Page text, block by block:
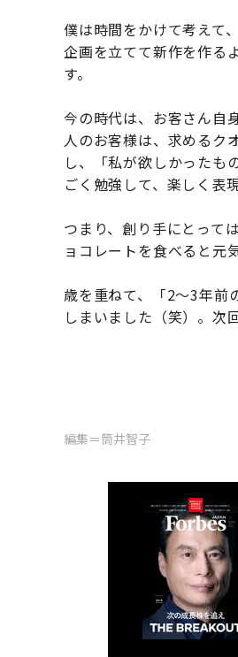
僕は時間をかけて考えて
企画を立てて新作を作る
す。
今の時代は、お客さん自
人のお客様は、求めるク
し、「私が欲しかったも
ごく勉強して、楽しく表
つまり、創り手にとって
ョコレートを食べると元
歳を重ねて、「2〜3年前
しまいました（笑）。次
編集＝筒井智子